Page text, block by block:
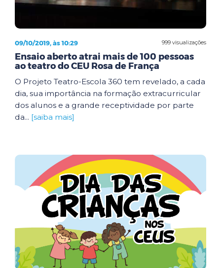
999 visualizações
09/10/2019, às 10:29
Ensaio aberto atrai mais de 100 pessoas
ao teatro do CEU Rosa de França
O Projeto Teatro-Escola 360 tem revelado, a cada
dia, sua importância na formação extracurricular
dos alunos e a grande receptividade por parte
da... [saiba mais]